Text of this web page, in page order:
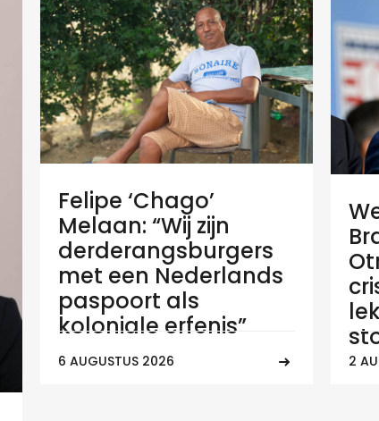
Felipe ‘Chago’
Melaan: “Wij zijn
derderangsburgers
met een Nederlands
paspoort als
koloniale erfenis”
6 AUGUSTUS 2026 2